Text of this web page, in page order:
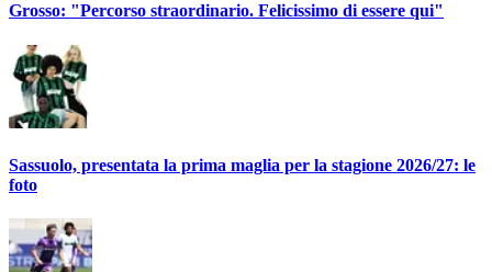
Grosso: "Percorso straordinario. Felicissimo di essere qui"
Sassuolo, presentata la prima maglia per la stagione 2026/27: le
foto